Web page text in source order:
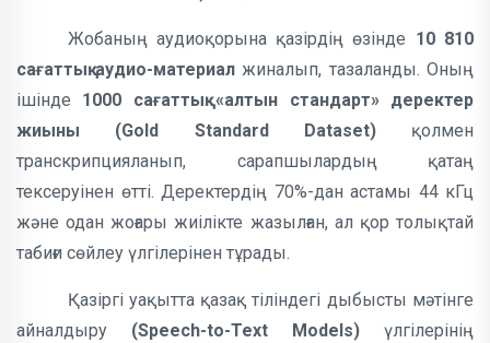
Жобаның аудиоқорына қазірдің өзінде 10 810
сағаттық аудио-материалжиналып, тазаланды. Оның
ішінде 1000 сағаттық «алтын стандарт» деректер
жиыны
(Gold Standard Dataset)қолмен
транскрипцияланып, сарапшылардың қатаң
тексеруінен өтті. Деректердің 70%-дан астамы 44 кГц
және одан жоғары жиілікте жазылған, ал қор толықтай
табиғи сөйлеу үлгілерінен тұрады.
Қазіргі уақытта қазақ тіліндегі дыбысты мәтінге
айналдыру (Speech-to-Text Models) үлгілерінің